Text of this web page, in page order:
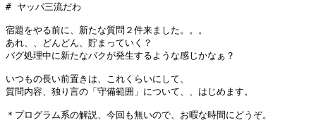
# ヤッパ三流だわ
宿題をやる前に、新たな質問２件来ました。。。
あれ、、どんどん、貯まっていく？
バグ処理中に新たなバクが発生するような感じかなぁ？
いつもの長い前置きは、これくらいにして、
質問内容、独り言の「守備範囲」について、、はじめます。
＊プログラム系の解説、今回も無いので、お暇な時間にどうぞ。